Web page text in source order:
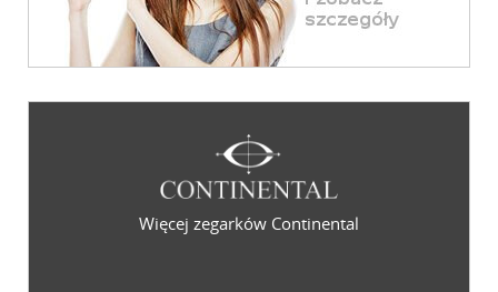
Więcej zegarków Continental